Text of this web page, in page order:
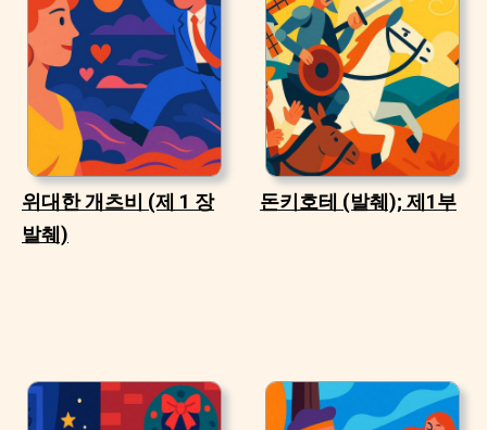
위대한 개츠비 (제 1 장
발췌)
돈키호테 (발췌); 제1부